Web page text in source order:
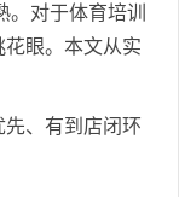
对于体育培训
眼。本文从实
、有到店闭环